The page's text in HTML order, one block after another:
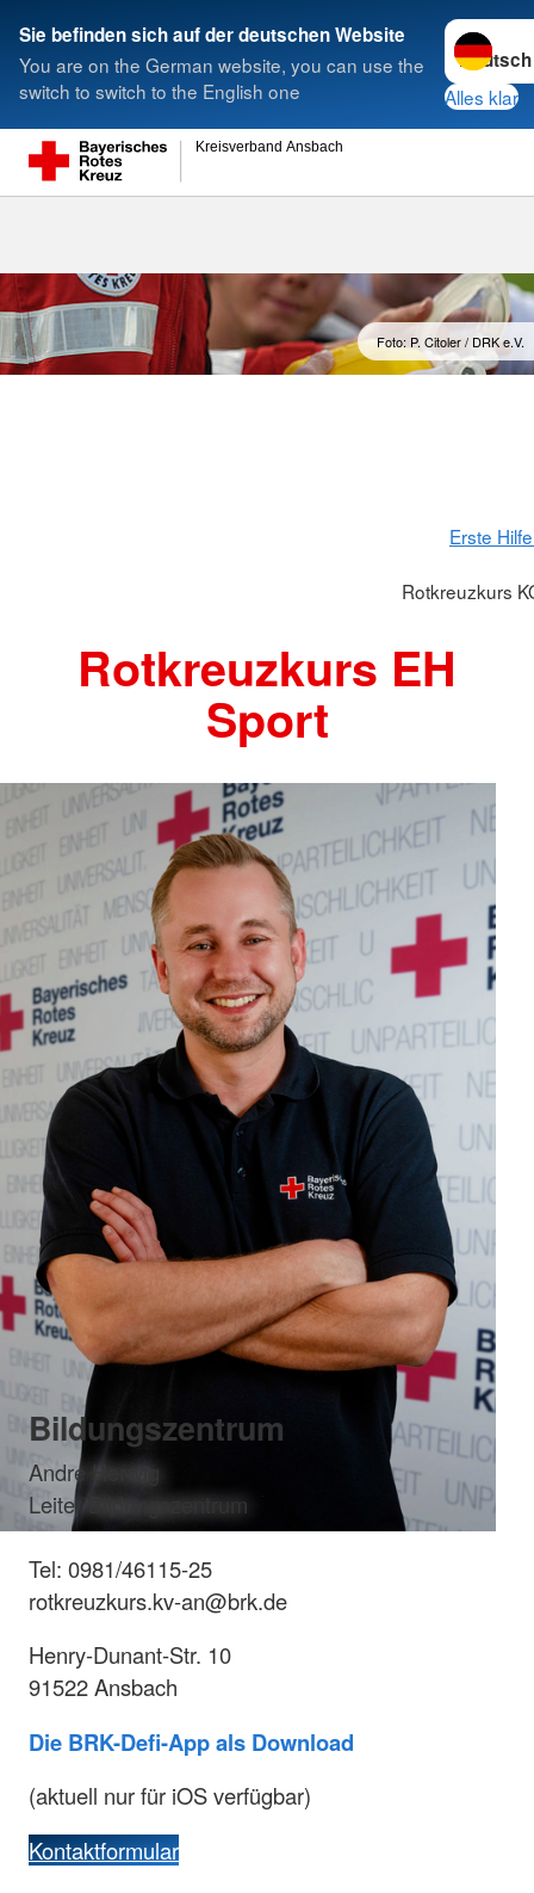
Sie befinden sich auf der deutschen Website
You are on the German website, you can use the
switch to switch to the English one
Sprache
Alles klar
Kreisverband Ansbach
Suche
Foto: P. Citoler / DRK e.V.
Erste
Rotkreuzkurs
Rotkreuzkurs EH
Sport
Bildungszentrum
Andre Herwig
Leiter Bildungszentrum
Tel: 0981/46115-25
rotkreuzkurs.kv-an@brk.de
Henry-Dunant-Str. 10
91522 Ansbach
Die BRK-Defi-App als Download
(aktuell nur für iOS verfügbar)
Kontaktformular